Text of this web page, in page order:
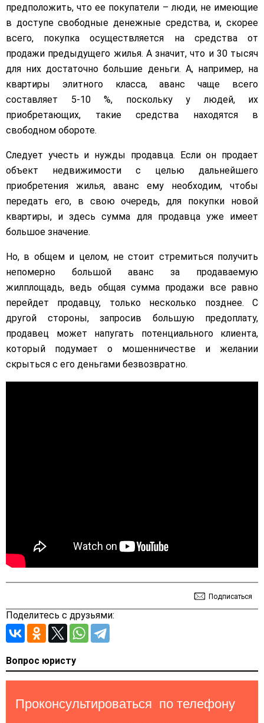
предположить, что ее покупатели – люди, не имеющие
в доступе свободные денежные средства, и, скорее
всего, покупка осуществляется на средства от
продажи предыдущего жилья. А значит, что и 30 тысяч
для них достаточно большие деньги. А, например, на
квартиры элитного класса, аванс чаще всего
составляет 5-10 %, поскольку у людей, их
приобретающих, такие средства находятся в
свободном обороте.
Следует учесть и нужды продавца. Если он продает
объект недвижимости с целью дальнейшего
приобретения жилья, аванс ему необходим, чтобы
передать его, в свою очередь, для покупки новой
квартиры, и здесь сумма для продавца уже имеет
большое значение.
Но, в общем и целом, не стоит стремиться получить
непомерно большой аванс за продаваемую
жилплощадь, ведь общая сумма продажи все равно
перейдет продавцу, только несколько позднее. С
другой стороны, запросив большую предоплату,
продавец может напугать потенциального клиента,
который подумает о мошенничестве и желании
скрыться с его деньгами безвозвратно.
Подписаться
Поделитесь с друзьями:
Вопрос юристу